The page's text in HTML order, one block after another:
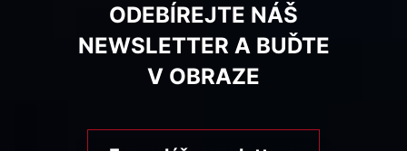
ODEBÍREJTE NÁŠ
NEWSLETTER A BUĎTE
V OBRAZE